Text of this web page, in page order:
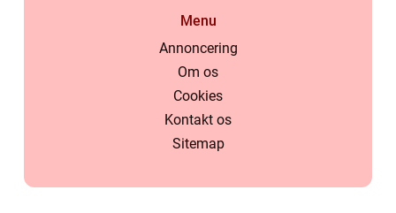
Menu
Annoncering
Om os
Cookies
Kontakt os
Sitemap